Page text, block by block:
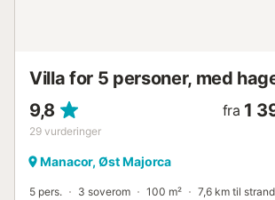
Villa for 5 personer, med
9,8
29 vurderinger
fra 1
Manacor, Øst Majorca
5 pers. 3 soverom 100 m² 7,6 km til